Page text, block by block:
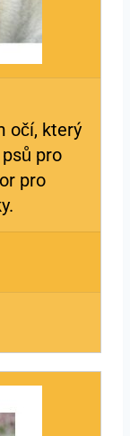
očí, který
pro
pro